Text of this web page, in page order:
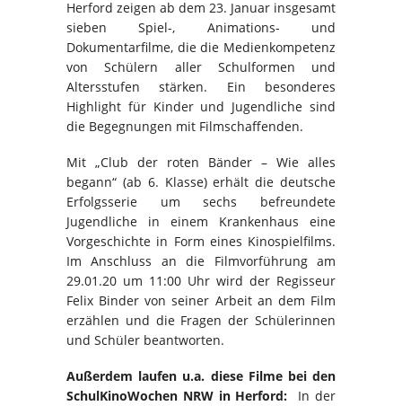
Herford zeigen ab dem 23. Januar insgesamt
sieben Spiel-, Animations- und
Dokumentarfilme, die die Medienkompetenz
von Schülern aller Schulformen und
Altersstufen stärken. Ein besonderes
Highlight für Kinder und Jugendliche sind
die Begegnungen mit Filmschaffenden.
Mit „Club der roten Bänder – Wie alles
begann“ (ab 6. Klasse) erhält die deutsche
Erfolgsserie um sechs befreundete
Jugendliche in einem Krankenhaus eine
Vorgeschichte in Form eines Kinospielfilms.
Im Anschluss an die Filmvorführung am
29.01.20 um 11:00 Uhr wird der Regisseur
Felix Binder von seiner Arbeit an dem Film
erzählen und die Fragen der Schülerinnen
und Schüler beantworten.
Außerdem laufen u.a. diese Filme bei den
SchulKinoWochen NRW in Herford: In der